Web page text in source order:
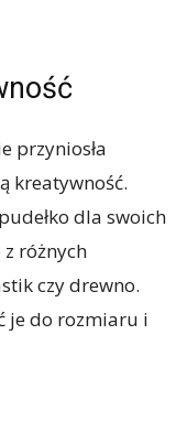
przyniosła
kreatywność.
dla swoich
z różnych
czy drewno.
je do rozmiaru i